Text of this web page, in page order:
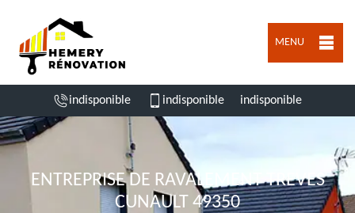
MENU
indisponible indisponible indisponible
ENTREPRISE DE RAVALEMENT TREVES
CUNAULT 49350